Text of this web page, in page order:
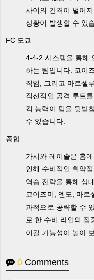
사이의 간격이 벌어
상황이 발생할 수 있
FC 도쿄
4-4-2 시스템을 통해
하는 팀입니다. 코이
직임, 그리고 마르셀
직선적인 공격 루트
킥 능력이 팀을 뒷받
수 있습니다.
종합
가시와 레이솔은 홈
인해 수비적인 취약
역습 전략을 통해 상
코이즈미, 엔도, 마르
과적으로 공략할 수
로 한 수비 라인의 집
이길 가능성이 높아
0 Comments